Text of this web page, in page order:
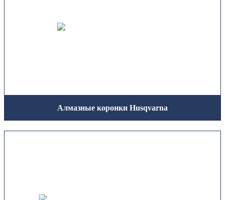
Алмазные коронки Husqvarna